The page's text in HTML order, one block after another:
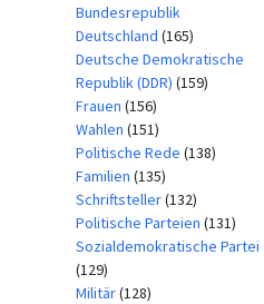
Bundesrepublik
Deutschland (165)
Deutsche Demokratische
Republik (DDR) (159)
Frauen (156)
Wahlen (151)
Politische Rede (138)
Familien (135)
Schriftsteller(132)
Politische Parteien (131)
Sozialdemokratische Partei
(129)
Militär(128)